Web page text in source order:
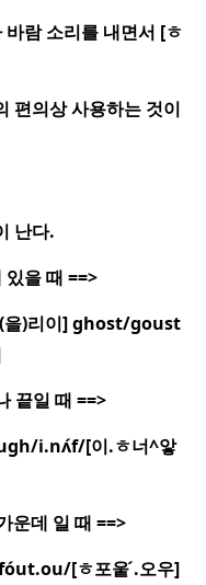
람 소리를 내면서 [ㅎ
편의상 사용하는 것이
난다.
있을 때 ==>
(을)리이] ghost/goust
끝일 때 ==>
i.nʌf/[이.ㅎ너^앟
운데 일 때 ==>
ut.ou/[ㅎ포웉.오우]